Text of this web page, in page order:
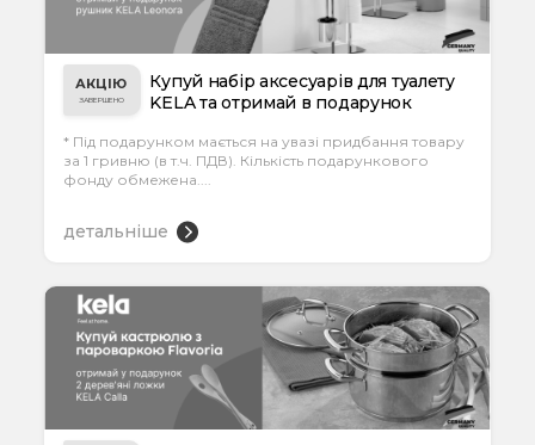
АКЦІЮ
ЗАВЕРШЕНО
Купуй набір аксесуарів для туалету
KELA та отримай в подарунок
* Під подарунком мається на увазі придбання товару
за 1 гривню (в т.ч. ПДВ). Кількість подарункового
фонду обмежена....
детальніше